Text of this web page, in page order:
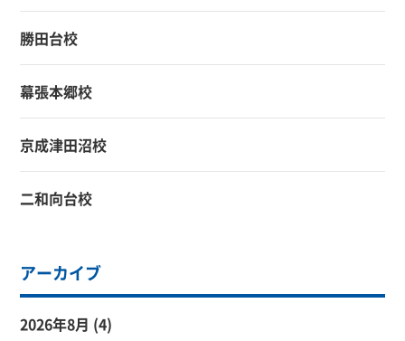
勝田台校
幕張本郷校
京成津田沼校
二和向台校
アーカイブ
2026年8月 (4)